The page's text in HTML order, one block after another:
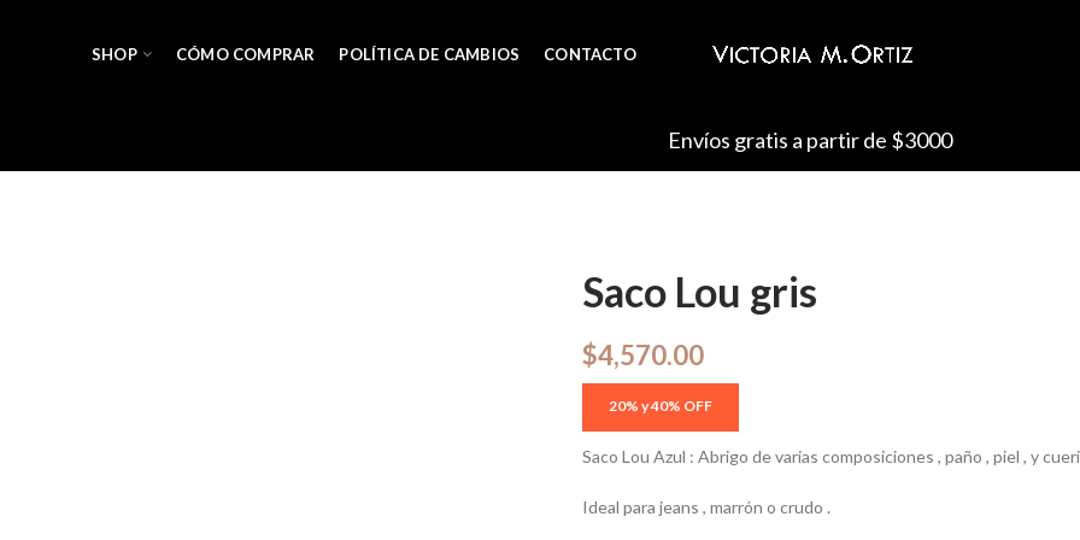
SHOP CÓMO COMPRAR POLÍTICA DE CAMBIOS CONTACTO
Envíos gratis a partir de $3000
Saco Lou gris
$4,570.00
Saco Lou Azul : Abrigo de varias composiciones , paño , piel , y
Ideal para jeans , marrón o crudo .